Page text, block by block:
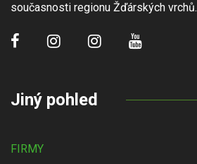
současnosti regionu Žďárských vrchů.
Jiný pohled
FIRMY